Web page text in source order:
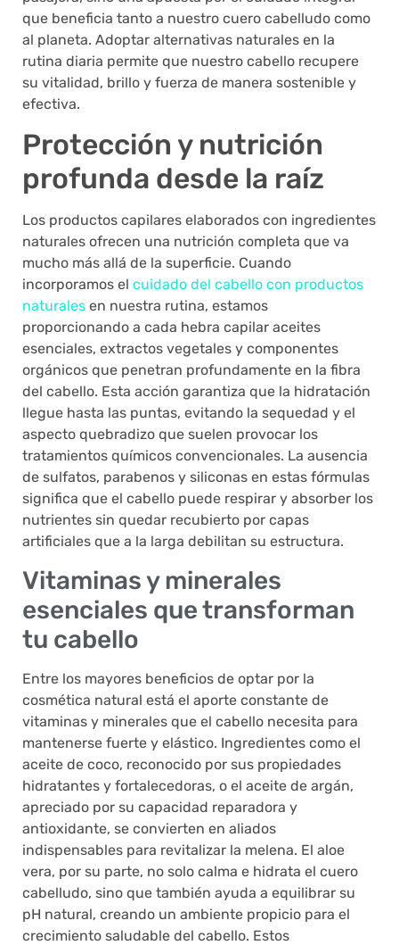
que beneficia tanto a nuestro cuero cabelludo como
al planeta. Adoptar alternativas naturales en la
rutina diaria permite que nuestro cabello recupere
su vitalidad, brillo y fuerza de manera sostenible y
efectiva.
Protección y nutrición
profunda desde la raíz
Los productos capilares elaborados con ingredientes
naturales ofrecen una nutrición completa que va
mucho más allá de la superficie. Cuando
incorporamos el cuidado del cabello con productos
naturales en nuestra rutina, estamos
proporcionando a cada hebra capilar aceites
esenciales, extractos vegetales y componentes
orgánicos que penetran profundamente en la fibra
del cabello. Esta acción garantiza que la hidratación
llegue hasta las puntas, evitando la sequedad y el
aspecto quebradizo que suelen provocar los
tratamientos químicos convencionales. La ausencia
de sulfatos, parabenos y siliconas en estas fórmulas
significa que el cabello puede respirar y absorber los
nutrientes sin quedar recubierto por capas
artificiales que a la larga debilitan su estructura.
Vitaminas y minerales
esenciales que transforman
tu cabello
Entre los mayores beneficios de optar por la
cosmética natural está el aporte constante de
vitaminas y minerales que el cabello necesita para
mantenerse fuerte y elástico. Ingredientes como el
aceite de coco, reconocido por sus propiedades
hidratantes y fortalecedoras, o el aceite de argán,
apreciado por su capacidad reparadora y
antioxidante, se convierten en aliados
indispensables para revitalizar la melena. El aloe
vera, por su parte, no solo calma e hidrata el cuero
cabelludo, sino que también ayuda a equilibrar su
pH natural, creando un ambiente propicio para el
crecimiento saludable del cabello. Estos